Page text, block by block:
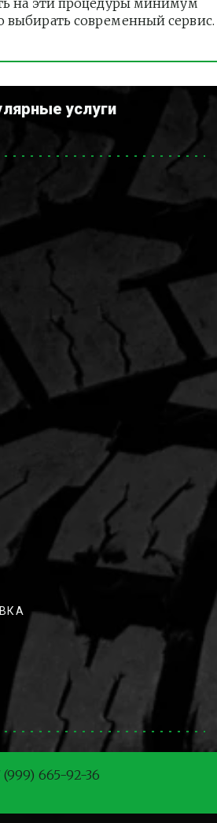
на эти процедуры минимум
выбирать современный сервис.
услуги
(999) 665-92-36